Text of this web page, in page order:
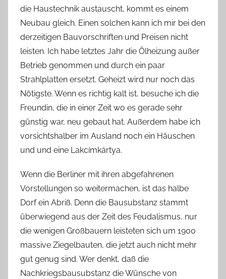
die Haustechnik austauscht, kommt es einem
Neubau gleich. Einen solchen kann ich mir bei den
derzeitigen Bauvorschriften und Preisen nicht
leisten. Ich habe letztes Jahr die Ölheizung außer
Betrieb genommen und durch ein paar
Strahlplatten ersetzt. Geheizt wird nur noch das
Nötigste. Wenn es richtig kalt ist, besuche ich die
Freundin, die in einer Zeit wo es gerade sehr
günstig war, neu gebaut hat. Außerdem habe ich
vorsichtshalber im Ausland noch ein Häuschen
und und eine Lakcímkártya.
Wenn die Berliner mit ihren abgefahrenen
Vorstellungen so weitermachen, ist das halbe
Dorf ein Abriß. Denn die Bausubstanz stammt
überwiegend aus der Zeit des Feudalismus, nur
die wenigen Großbauern leisteten sich um 1900
massive Ziegelbauten, die jetzt auch nicht mehr
gut genug sind. Wer denkt, daß die
Nachkriegsbausubstanz die Wünsche von